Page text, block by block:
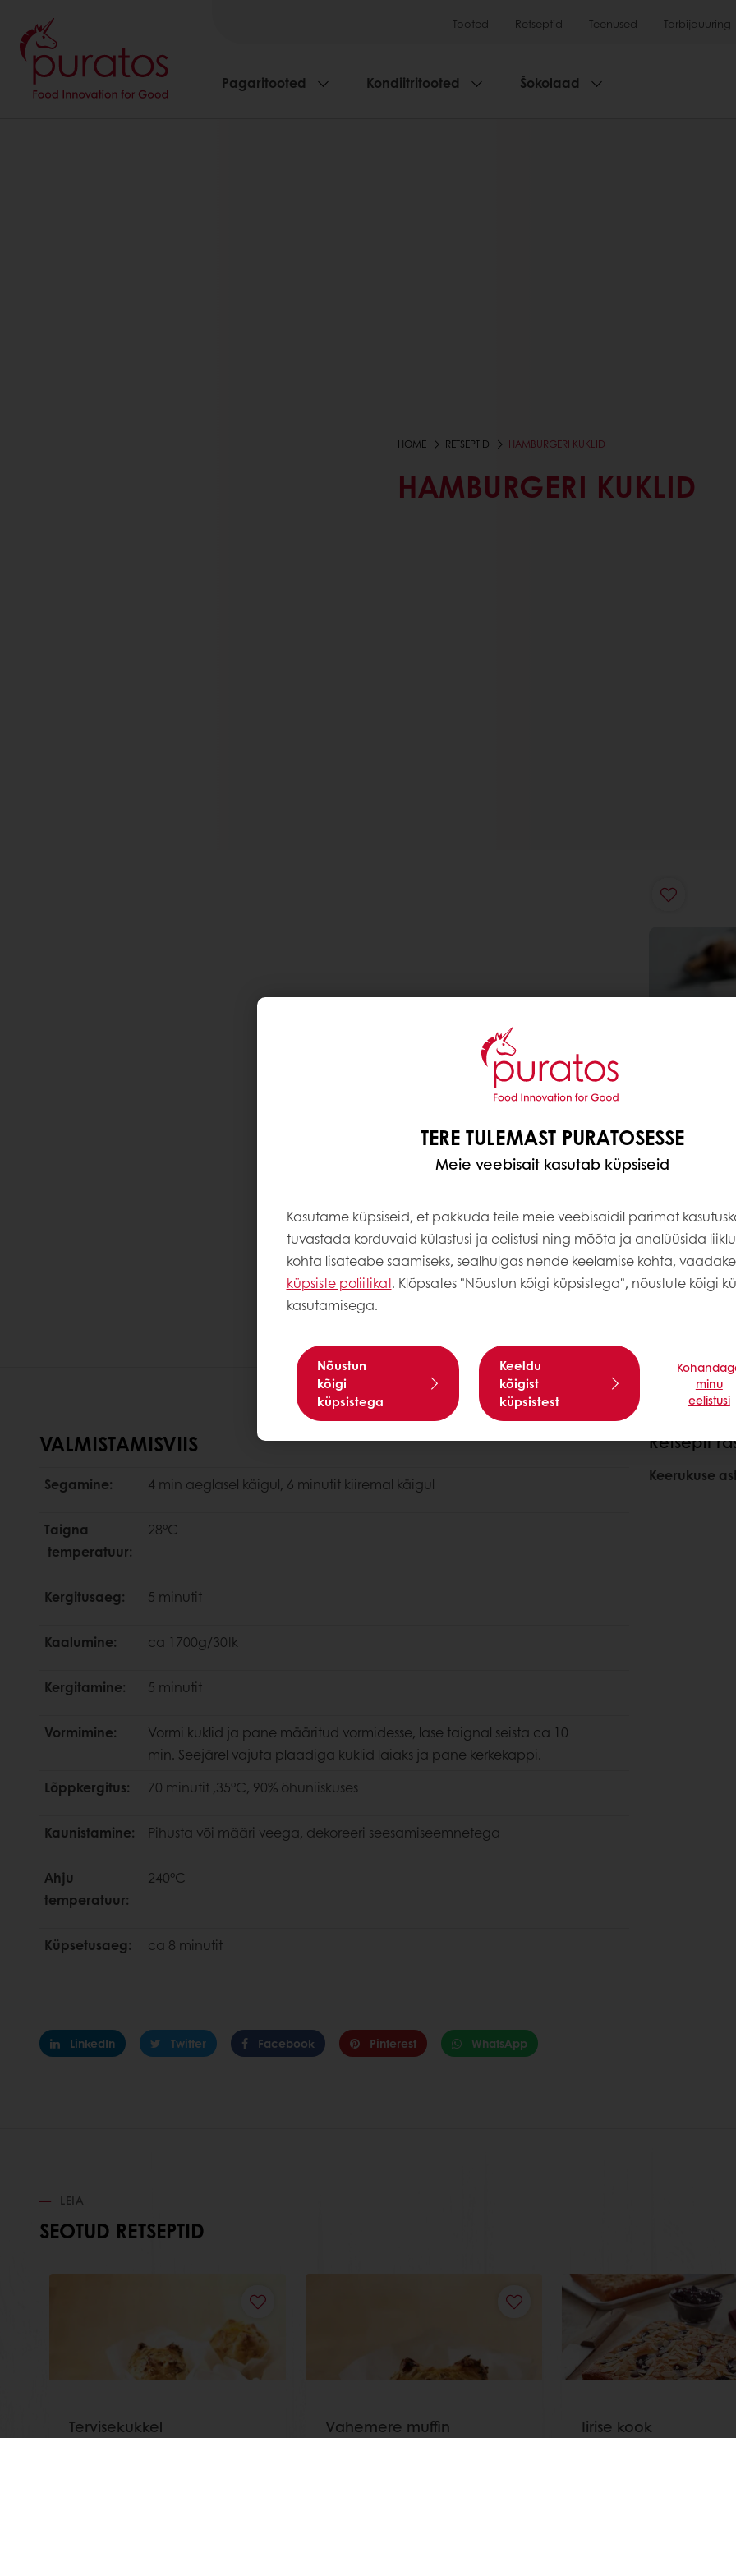
Tooted Retseptid Teenused Tarbijauuring
Pagaritooted Kondiitritooted Šokolaad
HOME RETSEPTID HAMBURGERI KUKLID
HAMBURGERI KUKLID
VALMISTAMISVIIS
Segamine: 4 min aeglasel käigul, 6 minutit kiiremal käigul
Taigna
temperatuur:
28°C
Kergitusaeg: 5 minutit
Kaalumine: ca 1700g/30tk
Kergitamine: 5 minutit
Vormimine:
Vormi kuklid ja pane määritud vormidesse, lase taignal seista ca 10
min. Seejärel vajuta plaadiga kuklid laiaks ja pane kerkekappi.
Lõppkergitus:
70 minutit ,35°C, 90% õhuniiskuses
Kaunistamine: Pihusta või määri veega, dekoreeri seesamiseemnetega
Ahju
temperatuur:
240°C
Küpsetusaeg: ca 8 minutit
LinkedIn Twitter Facebook Pinterest WhatsApp
Retsepti
Keerukuse
LEIA
SEOTUD RETSEPTID
Tervisekukkel Vahemere muffin Iirise kook
TERE TULEMAST PURATOSESSE
Meie veebisait kasutab küpsiseid
Kasutame küpsiseid, et pakkuda teile meie veebisaidil parimat
tuvastada korduvaid külastusi ja eelistusi ning mõõta ja analüüsida
kohta lisateabe saamiseks, sealhulgas nende keelamise kohta,
küpsiste poliitikat. Klõpsates "Nõustun kõigi küpsistega", nõustute kõigi
kasutamisega.
Nõustun
kõigi
küpsistega
Keeldu
kõigist
küpsistest
minu
eelistusi